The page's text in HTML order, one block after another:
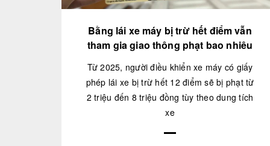
Bằng lái xe máy bị trừ hết điểm vẫn
tham gia giao thông phạt bao nhiêu
Từ 2025, người điều khiển xe máy có giấy
phép lái xe bị trừ hết 12 điểm sẽ bị phạt từ
2 triệu đến 8 triệu đồng tùy theo dung tích
xe